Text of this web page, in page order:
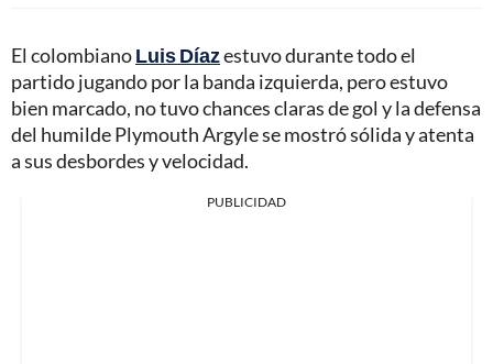
El colombianoLuis Díazestuvo durante todo el
partido jugando por la banda izquierda, pero estuvo
bien marcado, no tuvo chances claras de gol y la defensa
del humilde Plymouth Argyle se mostró sólida y atenta
a sus desbordes y velocidad.
PUBLICIDAD